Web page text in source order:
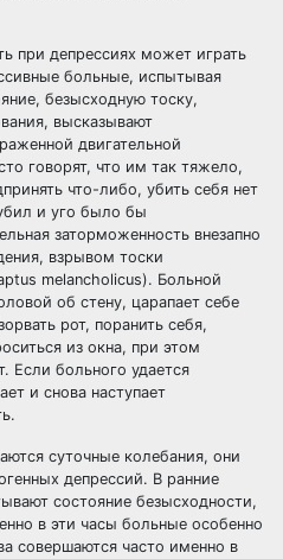
при депрессиях может играть
больные, испытывая
безысходную тоску,
высказывают
двигательной
говорят, что им так тяжело,
что-либо, убить себя нет
и уго было бы
заторможенность внезапно
взрывом тоски
melancholicus). Больной
об стену, царапает себе
рот, поранить себя,
из окна, при этом
Если больного удается
и снова наступает
суточные колебания, они
депрессий. В ранние
состояние безысходности,
в эти часы больные особенно
совершаются часто именно в